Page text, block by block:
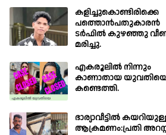
കളിച്ചുകൊണ്ടിരിക്കെ
പത്തൊൻപതുകാരൻ
ടർഫിൽ കുഴഞ്ഞു
മരിച്ചു.
എകരൂലിൽ നിന്നും
കാണാതായ
കണ്ടെത്തി.
ഭാര്യാവീട്ടിൽ
ആക്രമണം:പ്രതി